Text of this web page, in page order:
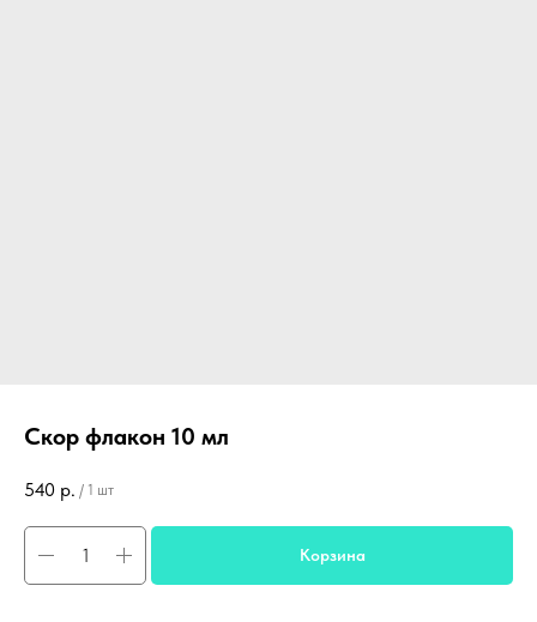
Скор флакон 10 мл
540 р. / 1 шт
Корзина